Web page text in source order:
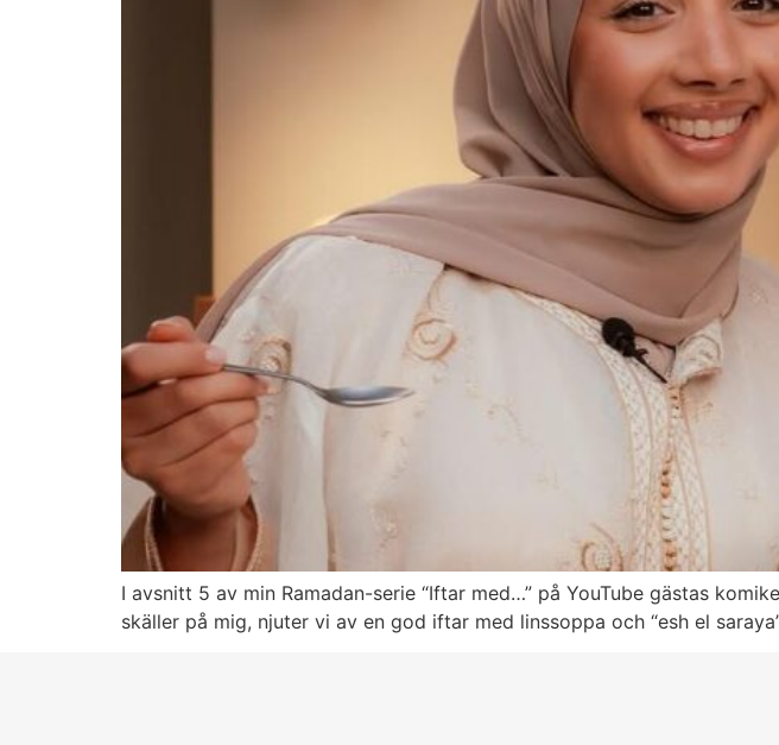
I avsnitt 5 av min Ramadan-serie “Iftar med…” på YouTube gästas
skäller på mig, njuter vi av en god iftar med linssoppa och “esh el